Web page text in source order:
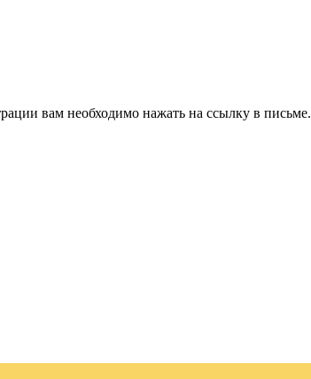
вам необходимо нажать на ссылку в письме.